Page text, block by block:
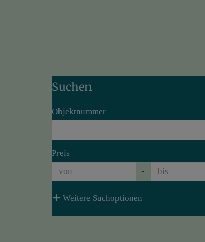
Suchen
Objektnummer
Preis
-
Weitere Suchoptionen